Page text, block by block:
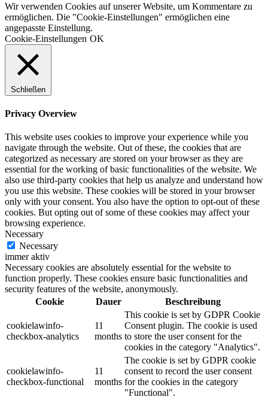
Wir verwenden Cookies auf unserer Website, um Kommentare zu
ermöglichen. Die "Cookie-Einstellungen" ermöglichen eine
angepasste Einstellung.
Cookie-Einstellungen OK
Schließen
Privacy Overview
This website uses cookies to improve your experience while you
navigate through the website. Out of these, the cookies that are
categorized as necessary are stored on your browser as they are
essential for the working of basic functionalities of the website. We
also use third-party cookies that help us analyze and understand how
you use this website. These cookies will be stored in your browser
only with your consent. You also have the option to opt-out of these
cookies. But opting out of some of these cookies may affect your
browsing experience.
Necessary
Necessary
immer aktiv
Necessary cookies are absolutely essential for the website to
function properly. These cookies ensure basic functionalities and
security features of the website, anonymously.
Cookie
Dauer Beschreibung
cookielawinfo-
checkbox-analytics
11
months
This cookie is set by GDPR Cookie
Consent plugin. The cookie is used
to store the user consent for the
cookies in the category "Analytics".
cookielawinfo-
checkbox-functional
11
months
The cookie is set by GDPR cookie
consent to record the user consent
for the cookies in the category
"Functional".